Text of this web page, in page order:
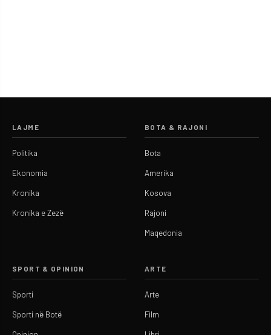
LAJME
Politika
Ekonomia
Kronika
Kronika e Zezë
BOTA & RAJONI
Bota
Amerika
Kosova
Rajoni
Maqedonia
SPORT & OPINION
Sporti
Sporti në Botë
ARTE
Arte
Film